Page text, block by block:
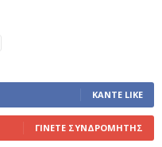
ΚΆΝΤΕ LIKE
ΓΊΝΕΤΕ ΣΥΝΔΡΟΜΗΤΉΣ